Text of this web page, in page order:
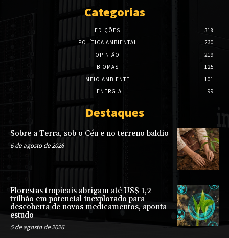
Categorias
EDIÇÕES
318
POLÍTICA AMBIENTAL
230
OPINIÃO
219
BIOMAS
125
MEIO AMBIENTE
101
ENERGIA
99
Destaques
Sobre a Terra, sob o Céu e no terreno baldio
6 de agosto de 2026
Florestas tropicais abrigam até US$ 1,2
trilhão em potencial inexplorado para
descoberta de novos medicamentos, aponta
estudo
5 de agosto de 2026